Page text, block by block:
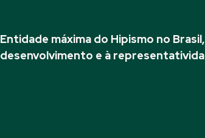
Entidade máxima do Hipismo no
desenvolvimento e à